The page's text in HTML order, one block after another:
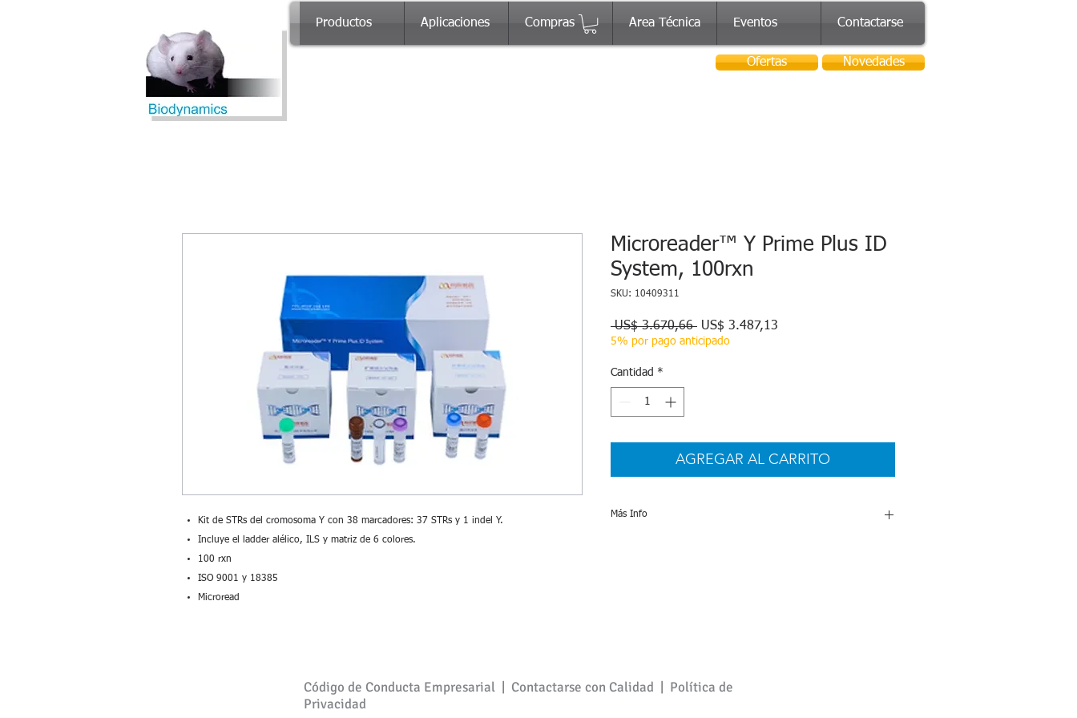
Productos Aplicaciones Compras Area Técnica Eventos Contactarse
Ofertas Novedades
Kit de STRs del cromosoma Y con 38 marcadores: 37 STRs y 1 indel Y.
Incluye el ladder alélico, ILS y matriz de 6 colores.
100 rxn
ISO 9001 y 18385
Microread
Microreader™ Y Prime Plus ID
System, 100rxn
SKU: 10409311
US$ 3.670,66 Precio
US$ 3.487,13
5% por pago anticipado
Cantidad *
AGREGAR AL CARRITO
Más Info
Código de Conducta Empresarial | Contactarse con Calidad
Política de
Privacidad